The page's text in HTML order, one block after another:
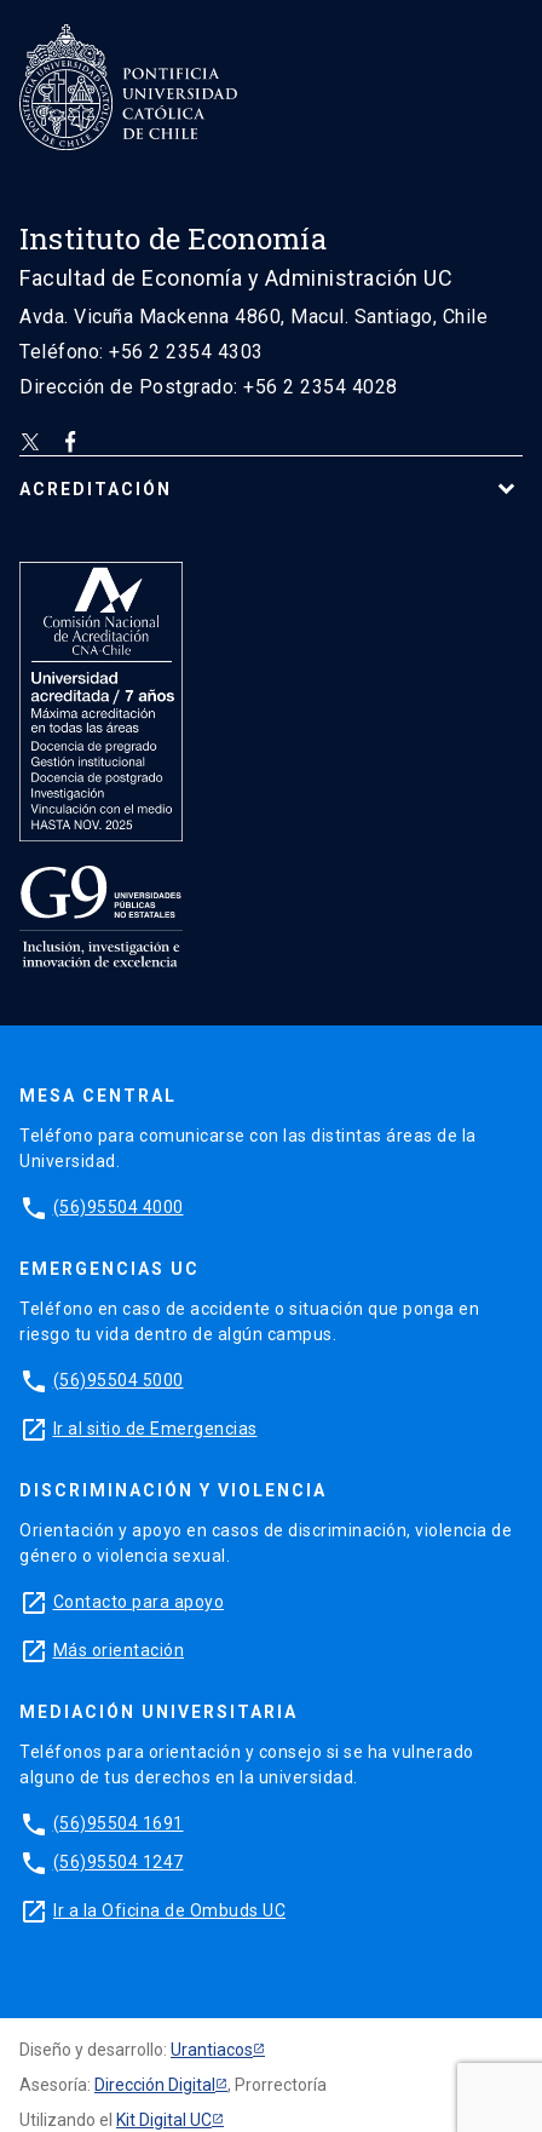
Instituto de Economía
Facultad de Economía y Administración UC
Avda. Vicuña Mackenna 4860, Macul. Santiago, Chile
Teléfono: +56 2 2354 4303
Dirección de Postgrado: +56 2 2354 4028
ACREDITACIÓN
MESA CENTRAL
Teléfono para comunicarse con las distintas áreas de la
Universidad.
phone (56)95504 4000
EMERGENCIAS UC
Teléfono en caso de accidente o situación que ponga en
riesgo tu vida dentro de algún campus.
phone (56)95504 5000
launch Ir al sitio de Emergencias
DISCRIMINACIÓN Y VIOLENCIA
Orientación y apoyo en casos de discriminación, violencia de
género o violencia sexual.
launch Contacto para apoyo
launch Más orientación
MEDIACIÓN UNIVERSITARIA
Teléfonos para orientación y consejo si se ha vulnerado
alguno de tus derechos en la universidad.
phone (56)95504 1691
phone (56)95504 1247
launch Ir a la Oficina de Ombuds UC
Diseño y desarrollo: Urantiacos
Asesoría: Dirección Digital
, Prorrectoría
Utilizando el Kit Digital UC